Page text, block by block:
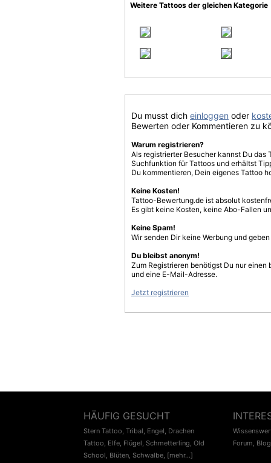
Weitere Tattoos der gleichen Kategorie
Du musst dich einloggen oder
Bewerten oder Kommentieren zu
Warum registrieren?
Als registrierter Besucher kannst Du
Suchfunktion für Tattoos und erhältst
Du kommentieren, Dein eigenes Tattoo
Keine Kosten!
Tattoo-Bewertung.de ist absolut
Es gibt keine Kosten, keine Abo-Fallen
Keine Spam!
Wir senden Dir keine Werbung und
Du bleibst anonym!
Zum Registrieren benötigst Du nur einen
und eine E-Mail-Adresse.
Jetzt registrieren
HÄUFIG GESUCHT
Stern Tattoo, Tribal, Engel, Drachen
Tattoo, Elfe, Flügel, Schmetterling, Old
School, Blüten, Schwalbe, [mehr...]
Forum, Blog